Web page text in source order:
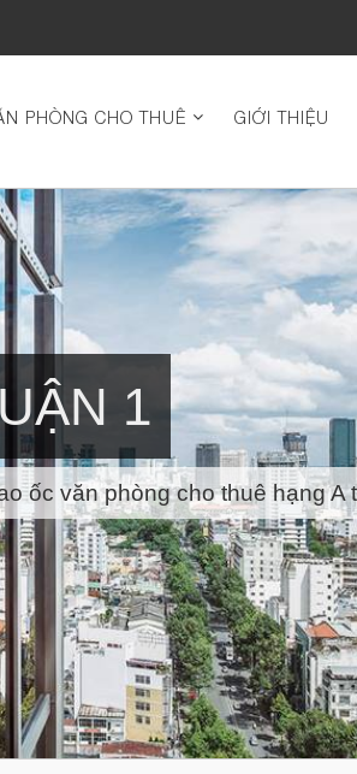
PHÒNG CHO THUÊ GIỚI THIỆU
1
ốc văn phòng cho thuê hạng A